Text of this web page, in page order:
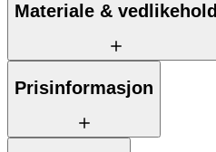
Materiale & vedlikehold
Prisinformasjon